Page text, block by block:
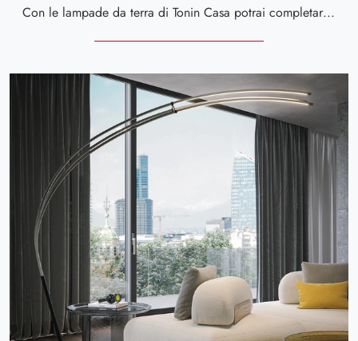
Con le lampade da terra di Tonin Casa potrai completare i tuoi locali: clicca e scopri Iperbolle da terra!